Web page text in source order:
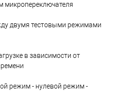
микропереключателя
двумя тестовыми режимами
в зависимости от
режим - нулевой режим -